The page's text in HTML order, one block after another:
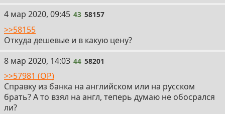
43
4 мар 2020, 09:45 43 58157
>>58155
Откуда дешевые и в какую цену?
44
8 мар 2020, 14:03 44 58201
>>57981 (OP)
Справку из банка на английском или на русском
брать? А то взял на англ, теперь думаю не обосрался
ли?